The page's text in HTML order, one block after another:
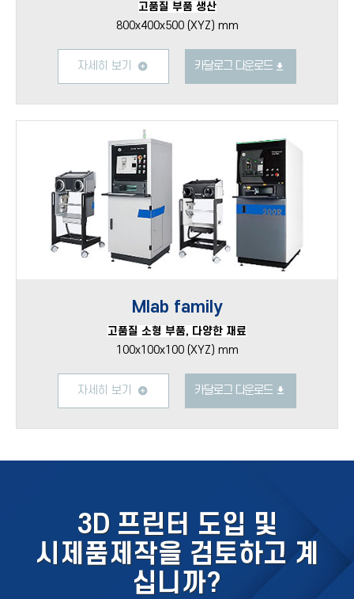
고품질 부품 생산
800x400x500 (XYZ) mm
자세히 보기 카달로그 다운로드
Mlab family
고품질 소형 부품, 다양한 재료
100x100x100 (XYZ) mm
자세히 보기 카달로그 다운로드
3D 프린터 도입 및
시제품제작을 검토하고 계
십니까?